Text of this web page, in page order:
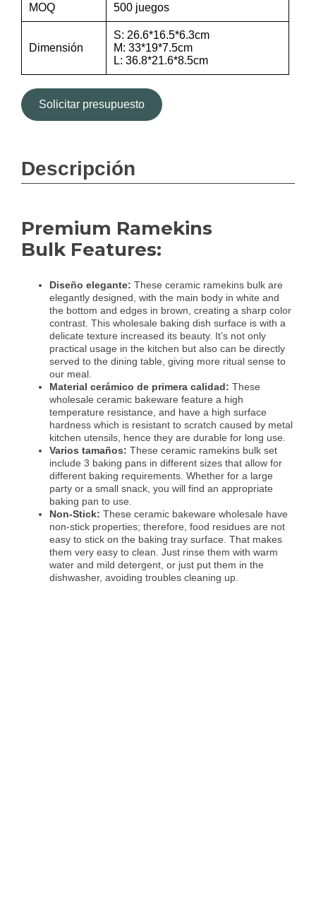
MOQ 500 juegos
Dimensión
S: 26.6*16.5*6.3cm
M: 33*19*7.5cm
L: 36.8*21.6*8.5cm
Solicitar presupuesto
Descripción
Premium Ramekins
Bulk Features:
Diseño elegante: These ceramic ramekins bulk are
elegantly designed, with the main body in white and
the bottom and edges in brown, creating a sharp color
contrast. This wholesale baking dish surface is with a
delicate texture increased its beauty. It’s not only
practical usage in the kitchen but also can be directly
served to the dining table, giving more ritual sense to
our meal.
Material cerámico de primera calidad: These
wholesale ceramic bakeware feature a high
temperature resistance, and have a high surface
hardness which is resistant to scratch caused by metal
kitchen utensils, hence they are durable for long use.
Varios tamaños: These ceramic ramekins bulk set
include 3 baking pans in different sizes that allow for
different baking requirements. Whether for a large
party or a small snack, you will find an appropriate
baking pan to use.
Non-Stick: These ceramic bakeware wholesale have
non-stick properties; therefore, food residues are not
easy to stick on the baking tray surface. That makes
them very easy to clean. Just rinse them with warm
water and mild detergent, or just put them in the
dishwasher, avoiding troubles cleaning up.